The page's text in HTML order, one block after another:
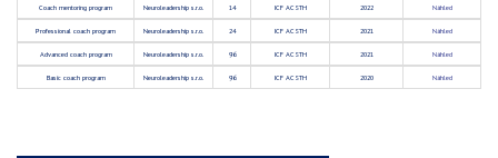
Coach mentoring program Neuroleadership s.r.o. 14 ICF ACSTH 2022 Náhled
Professional coach program Neuroleadership s.r.o. 24 ICF ACSTH 2021 Náhled
Advanced coach program Neuroleadership s.r.o. 96 ICF ACSTH 2021 Náhled
Basic coach program Neuroleadership s.r.o. 96 ICF ACSTH 2020 Náhled